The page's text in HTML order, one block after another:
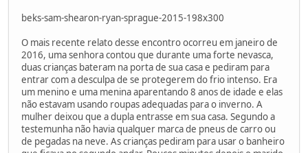
beks-sam-shearon-ryan-sprague-2015-198x300
O mais recente relato desse encontro ocorreu em janeiro de
2016, uma senhora contou que durante uma forte nevasca,
duas crianças bateram na porta de sua casa e pediram para
entrar com a desculpa de se protegerem do frio intenso. Era
um menino e uma menina aparentando 8 anos de idade e elas
não estavam usando roupas adequadas para o inverno. A
mulher deixou que a dupla entrasse em sua casa. Segundo a
testemunha não havia qualquer marca de pneus de carro ou
de pegadas na neve. As crianças pediram para usar o banheiro